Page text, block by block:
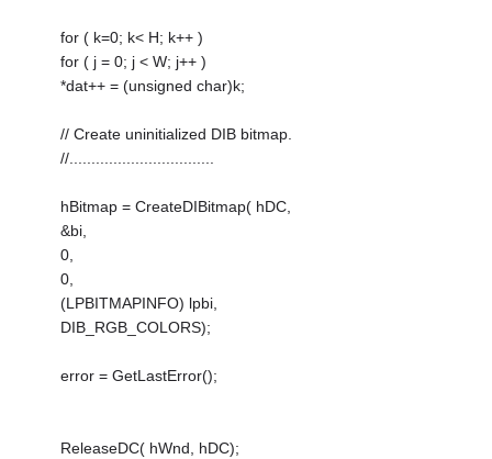
for ( k=0; k< H; k++ )
for ( j = 0; j < W; j++ )
*dat++ = (unsigned char)k;
// Create uninitialized DIB bitmap.
//.................................
hBitmap = CreateDIBitmap( hDC,
&bi,
0,
0,
(LPBITMAPINFO) lpbi,
DIB_RGB_COLORS);
error = GetLastError();
ReleaseDC( hWnd, hDC);